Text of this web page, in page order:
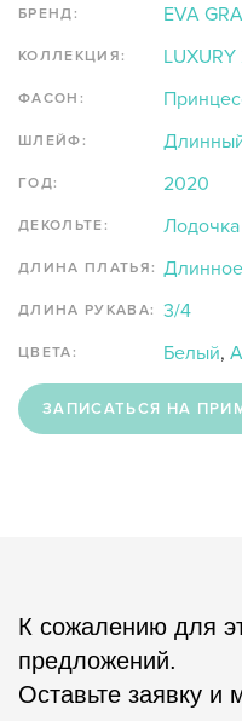
БРЕНД: EVA
КОЛЛЕКЦИЯ: LUXURY
ФАСОН:
ШЛЕЙФ:
ГОД: 2020
ДЕКОЛЬТЕ: Лодочка
ДЛИНА ПЛАТЬЯ: Длинное
ДЛИНА РУКАВА: 3/4
ЦВЕТА: Белый,
ЗАПИСАТЬСЯ НА
К сожалению для
предложений.
Оставьте заявку